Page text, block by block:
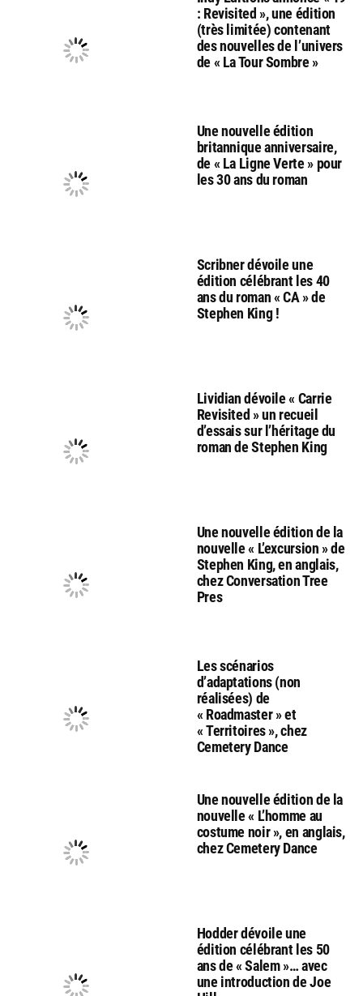
: Revisited », une édition
(très limitée) contenant
des nouvelles de l’univers
de « La Tour Sombre »
Une nouvelle édition
britannique anniversaire,
de « La Ligne Verte » pour
les 30 ans du roman
Scribner dévoile une
édition célébrant les 40
ans du roman « CA » de
Stephen King !
Lividian dévoile « Carrie
Revisited » un recueil
d’essais sur l’héritage du
roman de Stephen King
Une nouvelle édition de la
nouvelle « L’excursion » de
Stephen King, en anglais,
chez Conversation Tree
Pres
Les scénarios
d’adaptations (non
réalisées) de
« Roadmaster » et
« Territoires », chez
Cemetery Dance
Une nouvelle édition de la
nouvelle « L’homme au
costume noir », en anglais,
chez Cemetery Dance
Hodder dévoile une
édition célébrant les 50
ans de « Salem »… avec
une introduction de Joe